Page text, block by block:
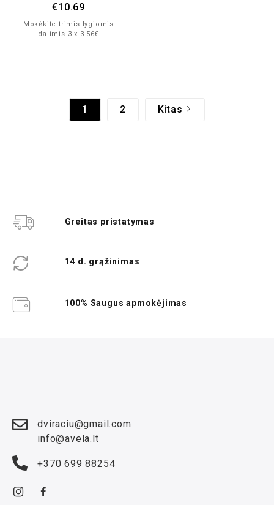
€10.69
Mokėkite trimis lygiomis
dalimis 3 x 3.56€
1 2 Kitas
Greitas pristatymas
14 d. grąžinimas
100% Saugus apmokėjimas
dviraciu@gmail.com
info@avela.lt
+370 699 88254